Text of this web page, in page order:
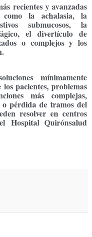
recientes y avanzadas
la achalasia, la
submucosos, la
el divertículo de
o complejos y los
mínimamente
pacientes, problemas
más complejas,
o pérdida de tramos del
resolver en centros
Hospital Quirónsalud